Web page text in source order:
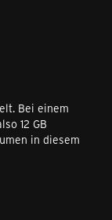
Bei einem
12 GB
in diesem